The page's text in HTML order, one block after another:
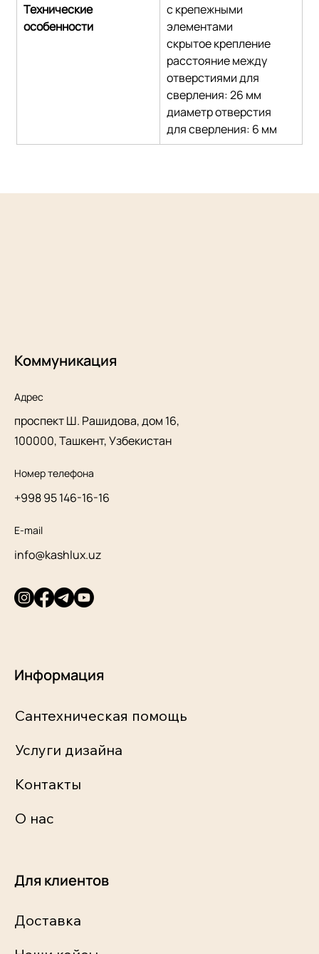
Технические
особенности
с крепежными
элементами
скрытое крепление
расстояние между
отверстиями для
сверления: 26 мм
диаметр отверстия
для сверления: 6 мм
Коммуникация
Адрес
проспект Ш. Рашидова, дом 16,
100000, Ташкент, Узбекистан
Номер телефона
+998 95 146-16-16
E-mail
info@kashlux.uz
Информация
Сантехническая помощь
Услуги дизайна
Контакты
О нас
Для клиентов
Доставка